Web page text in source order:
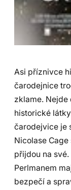
Asi příznivce
čarodejnice
zklame.
historické
čarodejvice je
Nicolase
přijdou na
Perlmanem
bezpečí a